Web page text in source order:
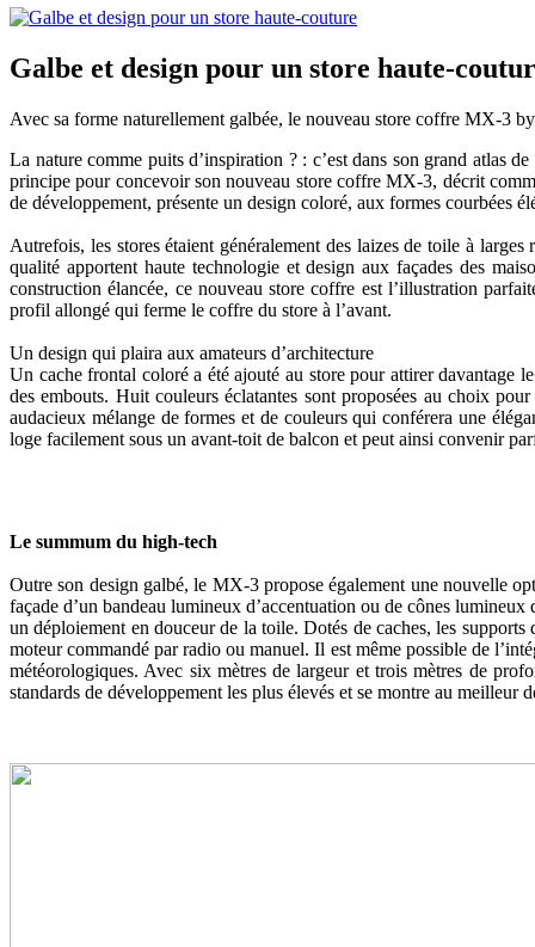
Galbe et design pour un store haute-
Avec sa forme naturellement galbée, le nouveau store coffre MX-3
La nature comme puits d’inspiration ? : c’est dans son grand atlas
principe pour concevoir son nouveau store coffre MX-3, décrit
de développement, présente un design coloré, aux formes courbées
Autrefois, les stores étaient généralement des laizes de toile à
qualité apportent haute technologie et design aux façades des
construction élancée, ce nouveau store coffre est l’illustration
profil allongé qui ferme le coffre du store à l’avant.
Un design qui plaira aux amateurs d’architecture
Un cache frontal coloré a été ajouté au store pour attirer davantage
des embouts. Huit couleurs éclatantes sont proposées au choix
audacieux mélange de formes et de couleurs qui conférera une
loge facilement sous un avant-toit de balcon et peut ainsi convenir
Le summum du high-tech
Outre son design galbé, le MX-3 propose également une nouvelle
façade d’un bandeau lumineux d’accentuation ou de cônes
un déploiement en douceur de la toile. Dotés de caches, les
moteur commandé par radio ou manuel. Il est même possible de
météorologiques. Avec six mètres de largeur et trois mètres de
standards de développement les plus élevés et se montre au meilleur